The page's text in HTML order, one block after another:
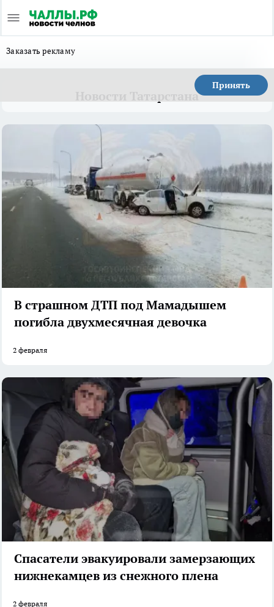
Заказать рекламу
Принять
Новости Татарстана
В страшном ДТП под Мамадышем
погибла двухмесячная девочка
2 февраля
Спасатели эвакуировали замерзающих
нижнекамцев из снежного плена
2 февраля